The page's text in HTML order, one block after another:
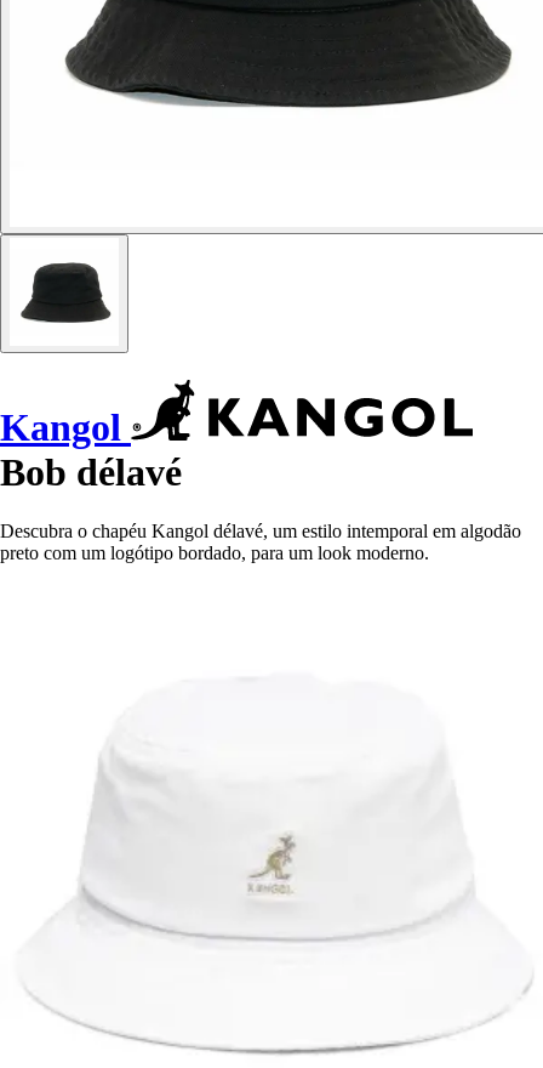
Kangol
Bob délavé
Descubra o chapéu Kangol délavé, um estilo intemporal em algodão
preto com um logótipo bordado, para um look moderno.